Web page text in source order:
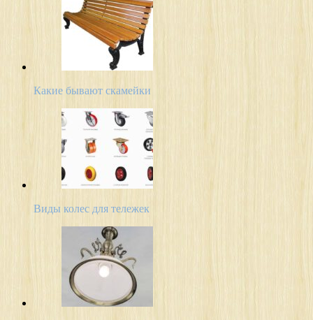
Какие бывают скамейки
Виды колес для тележек